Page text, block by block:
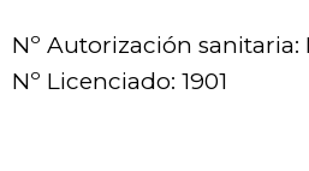
Nº Autorización sanitaria:
Nº Licenciado: 1901